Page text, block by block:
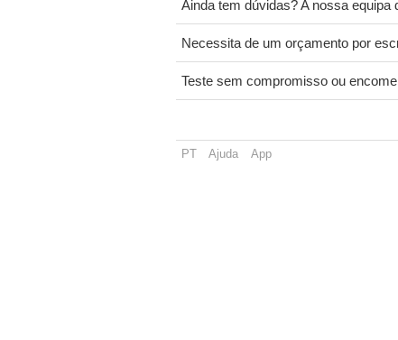
Ainda tem dúvidas? A nossa
Necessita de um orçamento por
Teste sem compromisso ou
PT Ajuda App